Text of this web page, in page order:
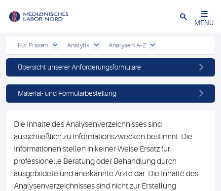
Schließen
MENU
Für Praxen Analytik Analysen A-Z
Übersicht unserer Anforderungsformulare
Material- und Formularbestellung
Die Inhalte des Analysenverzeichnisses sind
ausschließlich zu Informationszwecken bestimmt. Die
Informationen stellen in keiner Weise Ersatz für
professionelle Beratung oder Behandlung durch
ausgebildete und anerkannte Ärzte dar. Die Inhalte des
Analysenverzeichnisses sind nicht zur Erstellung